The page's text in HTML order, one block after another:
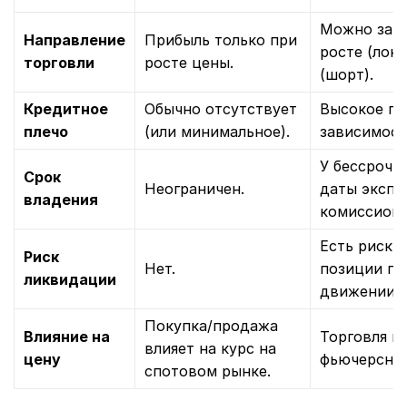
Направление
торговли
Прибыль только при
росте цены.
Можно
росте
(шорт).
Кредитное
плечо
Обычно отсутствует
(или минимальное).
Высокое
Срок
владения
Неограничен.
У
даты
Риск
ликвидации
Нет.
Есть риск
позиции
движении
Влияние на
цену
Покупка/продажа
влияет на курс на
спотовом рынке.
Торговля